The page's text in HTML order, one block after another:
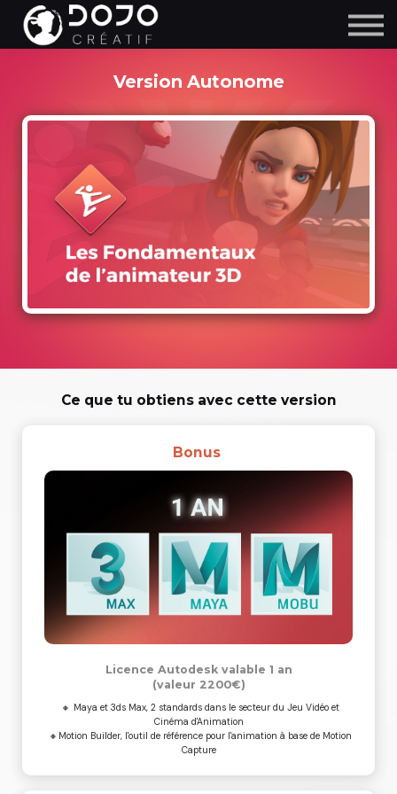
Version Autonome
Ce que tu obtiens avec cette version
Bonus
Licence Autodesk valable 1 an
(valeur 2200€)
🔸 Maya et 3ds Max, 2 standards dans le secteur du Jeu Vidéo et
Cinéma d'Animation
🔸Motion Builder, l'outil de référence pour l'animation à base de Motion
Capture